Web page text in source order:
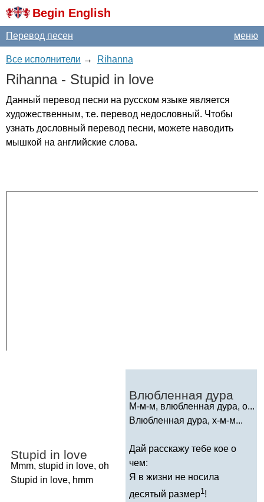
Begin English
меню
Перевод песен
Все исполнители → Rihanna
Rihanna- Stupid in love
Данный перевод песни на русском языке является
художественным, т.е. перевод недословный. Чтобы
узнать дословный перевод песни, можете наводить
мышкой на английские слова.
Stupid in love
Mmm, stupid in love, oh
Stupid in love, hmm
Влюбленная дура
М-м-м, влюбленная дура, о...
Влюбленная дура, х-м-м...
Дай расскажу тебе кое о
чем:
Я в жизни не носила
десятый размер1 !